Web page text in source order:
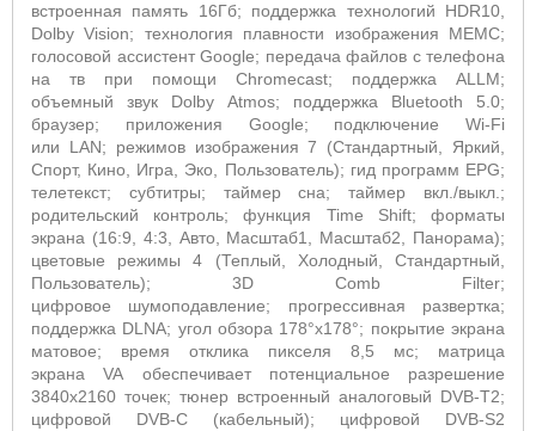
встроенная память 16Гб; поддержка технологий HDR10,
Dolby Vision; технология плавности изображения MEMC;
голосовой ассистент Google; передача файлов с телефона
на тв при помощи Chromecast; поддержка ALLM;
объемный звук Dolby Atmos; поддержка Bluetooth 5.0;
браузер; приложения Google; подключение Wi-Fi
или LAN; режимов изображения 7 (Стандартный, Яркий,
Спорт, Кино, Игра, Эко, Пользователь); гид программ EPG;
телетекст; субтитры; таймер сна; таймер вкл./выкл.;
родительский контроль; функция Time Shift; форматы
экрана (16:9, 4:3, Авто, Масштаб1, Масштаб2, Панорама);
цветовые режимы 4 (Теплый, Холодный, Стандартный,
Пользователь); 3D Comb Filter;
цифровое шумоподавление; прогрессивная развертка;
поддержка DLNA; угол обзора 178°х178°; покрытие экрана
матовое; время отклика пикселя 8,5 мс; матрица
экранаVA обеспечивает потенциальное разрешение
3840x2160 точек; тюнер встроенный аналоговый DVB-T2;
цифровой DVB-C (кабельный); цифровой DVB-S2